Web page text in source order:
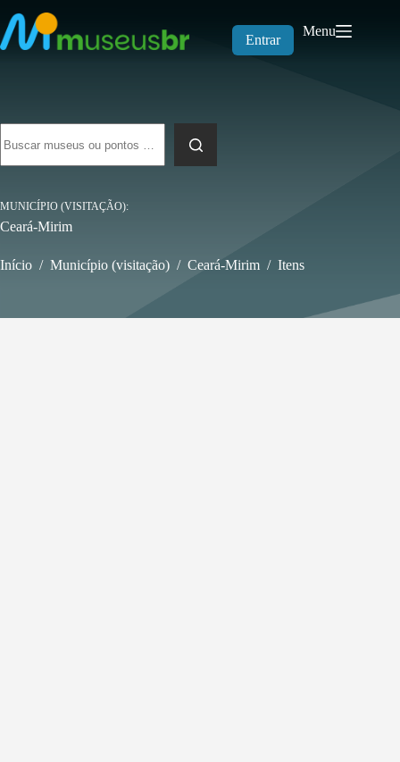
para
o
conteúdo
Entrar
Menu
resultados
MUNICÍPIO (VISITAÇÃO)
Ceará-Mirim
Início / Município (visitação) / Ceará-Mirim / Itens